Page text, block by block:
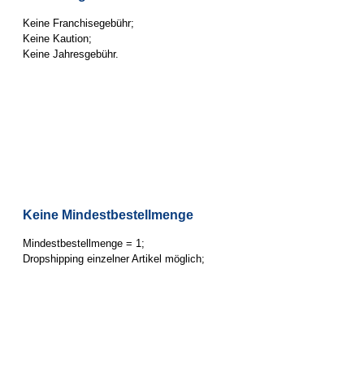
Keine Franchisegebühr;
Keine Kaution;
Keine Jahresgebühr.
Keine Mindestbestellmenge
Mindestbestellmenge = 1;
Dropshipping einzelner Artikel möglich;